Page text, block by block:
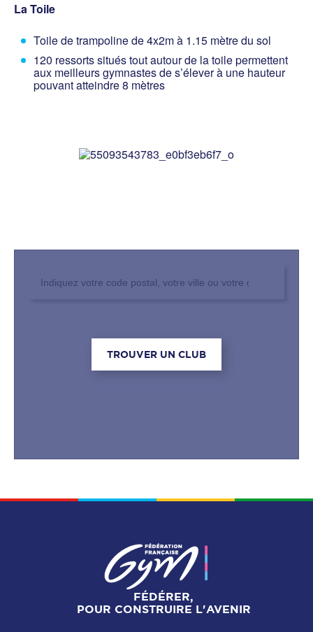
La Toile
Toile de trampoline de 4x2m à 1.15 mètre du sol
120 ressorts situés tout autour de la toile permettent
aux meilleurs gymnastes de s’élever à une hauteur
pouvant atteindre 8 mètres
TROUVER UN CLUB
Rechercher un club
FÉDÉRER,
POUR CONSTRUIRE L'AVENIR